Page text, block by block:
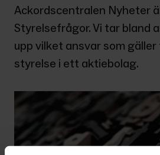
Ackordscentralen Nyheter
Styrelsefrågor. Vi tar bland
upp vilket ansvar som gäller
styrelse i ett aktiebolag.